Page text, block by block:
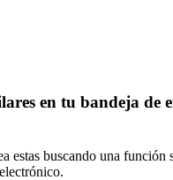
en tu bandeja de
estas buscando una función